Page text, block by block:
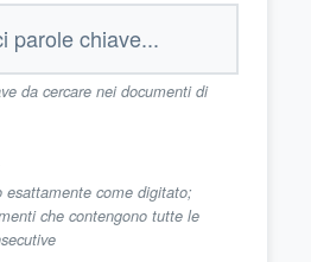
da cercare nei documenti di
come digitato;
che contengono tutte le